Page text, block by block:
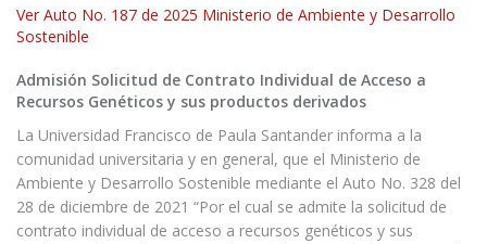
Ver Auto No. 187 de 2025 Ministerio de Ambiente y Desarrollo
Sostenible
Admisión Solicitud de Contrato Individual de Acceso a
Recursos Genéticos y sus productos derivados
La Universidad Francisco de Paula Santander informa a la
comunidad universitaria y en general, que el Ministerio de
Ambiente y Desarrollo Sostenible mediante el Auto No. 328 del
28 de diciembre de 2021 “Por el cual se admite la solicitud de
contrato individual de acceso a recursos genéticos y sus